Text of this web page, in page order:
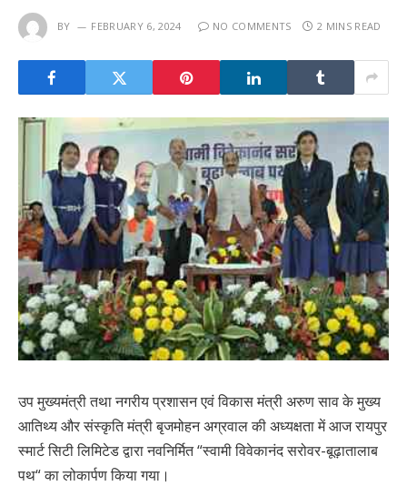
BY FEBRUARY 6, 2024 NO COMMENTS 2 MINS READ
उप मुख्यमंत्री तथा नगरीय प्रशासन एवं विकास मंत्री अरुण साव के मुख्य
आतिथ्य और संस्कृति मंत्री बृजमोहन अग्रवाल की अध्यक्षता में आज रायपुर
स्मार्ट सिटी लिमिटेड द्वारा नवनिर्मित “स्वामी विवेकानंद सरोवर-बूढ़ातालाब
पथ“ का लोकार्पण किया गया।